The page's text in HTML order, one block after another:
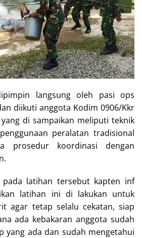
langsung oleh pasi ops
diikuti anggota Kodim 0906/Kkr
di sampaikan meliputi teknik
peralatan tradisional
prosedur koordinasi dengan
pada latihan tersebut kapten inf
latihan ini di lakukan untuk
agar tetap selalu cekatan, siap
ada kebakaran anggota sudah
yang ada dan sudah mengetahui